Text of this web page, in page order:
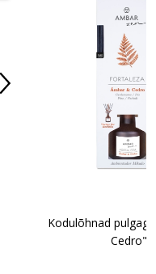
Kodulõhnad
Cedro"